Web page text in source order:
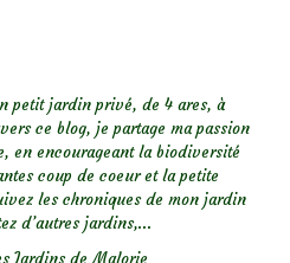
petit jardin privé, de 4 ares, à
ce blog, je partage ma passion
en encourageant la biodiversité
coup de coeur et la petite
les chroniques de mon jardin
d’autres jardins,...
Jardins de Malorie